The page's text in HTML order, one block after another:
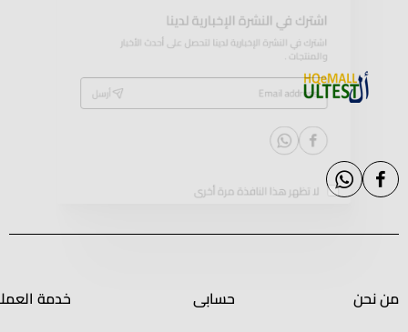
اشترك في النشرة الإخبارية لدينا
اشترك في النشرة الإخبارية لدينا لتحصل على أحدث الأخبار
والمنتجات .
Email
address
لا تظهر هذا النافذة مرة أخرى
من نحن حسابي خدمة